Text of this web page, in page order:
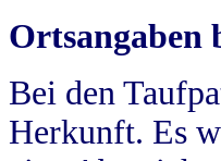
Ortsangaben
Bei den
Herkunft. Es